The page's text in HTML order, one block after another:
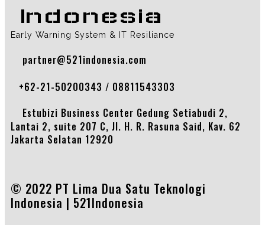
Indonesia
Early Warning System & IT Resiliance
partner@521indonesia.com
+62-21-50200343 / 08811543303
Estubizi Business Center Gedung Setiabudi 2,
Lantai 2, suite 207 C, Jl. H. R. Rasuna Said, Kav. 62
Jakarta Selatan 12920
© 2022 PT Lima Dua Satu Teknologi
Indonesia | 521Indonesia